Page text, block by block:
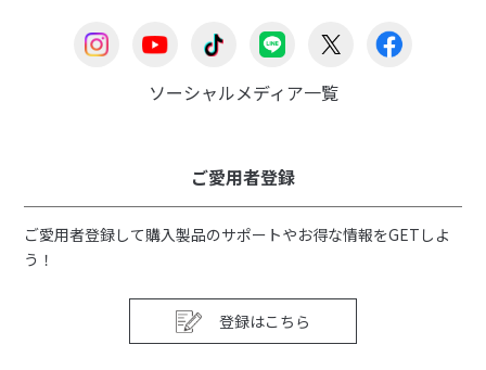
ソーシャルメディア一覧
ご愛用者登録
ご愛用者登録して購入製品のサポートやお得な情報をGETしよ
う！
登録はこちら